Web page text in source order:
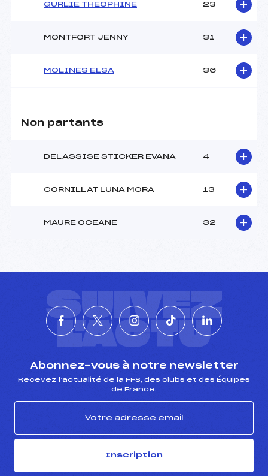
GURLIE THEOPHINE 23
MONTFORT JENNY 31
MOLINES ELSA 36
Non partants
DELASSISE STICKER EVANA 4
CORNILLAT LUNA MORA 13
MAURE OCEANE 32
SUIVEZ
L'ACTU
Abonnez-vous à notre newsletter
Recevez l’actualité de la FFS, des clubs et des Équipes
de France.
Inscription